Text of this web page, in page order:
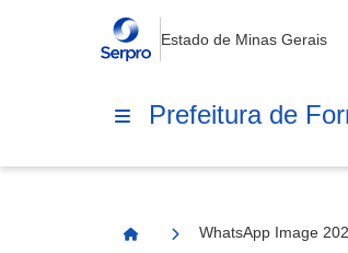
Estado de Minas Gerais
Prefeitura de
Página Inicial
WhatsApp Image